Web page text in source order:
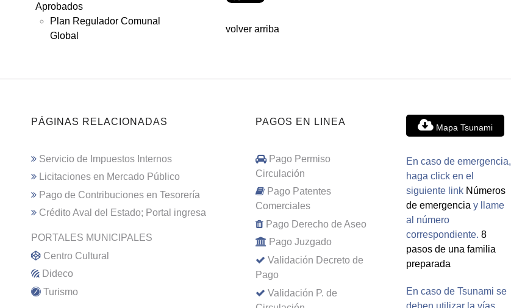
Aprobados
Plan Regulador Comunal
Global
volver arriba
PÁGINAS RELACIONADAS
Servicio de Impuestos Internos
Licitaciones en Mercado Público
Pago de Contribuciones en Tesorería
Crédito Aval del Estado; Portal ingresa
PORTALES MUNICIPALES
Centro Cultural
Dideco
Turismo
PAGOS EN LINEA
Pago Permiso
Circulación
Pago Patentes
Comerciales
Pago Derecho de Aseo
Pago Juzgado
Validación Decreto de
Pago
Validación P. de
Mapa Tsunami
En caso de emergencia,
haga click en el
siguiente link Números
de emergencia y llame
al número
correspondiente. 8
pasos de una familia
preparada
En caso de Tsunami se
deben utilizar la vías